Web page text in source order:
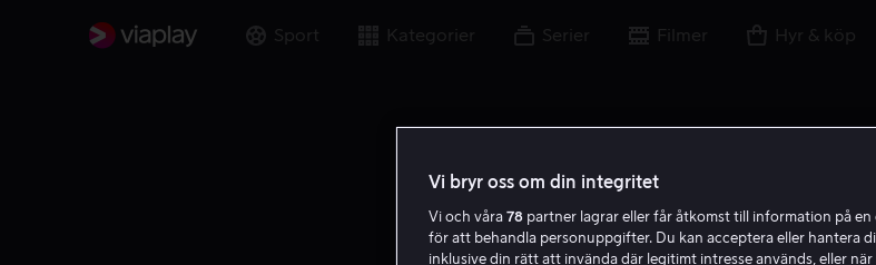
Sport Kategorier Serier Filmer Hyr & köp
Vi bryr oss om din integritet
Vi och våra 78 partner lagrar eller får åtkomst till information på en
för att behandla personuppgifter. Du kan acceptera eller hantera
inklusive din rätt att invända där legitimt intresse används, eller